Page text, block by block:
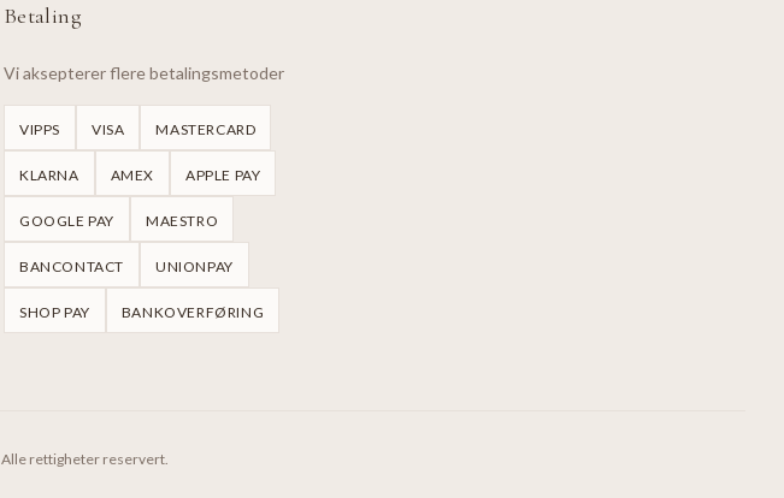
Betaling
Vi aksepterer flere betalingsmetoder
VIPPS VISA MASTERCARD
KLARNA AMEX APPLE PAY
GOOGLE PAY MAESTRO
BANCONTACT UNIONPAY
SHOP PAY BANKOVERFØRING
Alle rettigheter reservert.